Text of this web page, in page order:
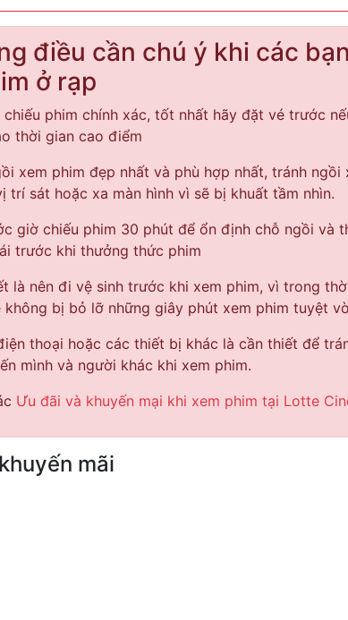
điều cần chú ý khi các
ở rạp
chiếu phim chính xác, tốt nhất hãy đặt vé trước
thời gian cao điểm
xem phim đẹp nhất và phù hợp nhất, tránh ngồi
trí sát hoặc xa màn hình vì sẽ bị khuất tầm nhìn.
giờ chiếu phim 30 phút để ổn định chỗ ngồi và
trước khi thưởng thức phim
là nên đi vệ sinh trước khi xem phim, vì trong
không bị bỏ lỡ những giây phút xem phim tuyệt
thoại hoặc các thiết bị khác là cần thiết để
mình và người khác khi xem phim.
Ưu đãi và khuyến mại khi xem phim tại Lotte
mãi